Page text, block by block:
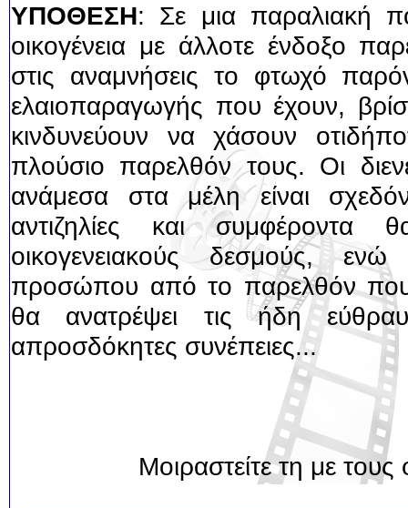
ΥΠΟΘΕΣΗ: Σε μια παραλιακή
οικογένεια με άλλοτε ένδοξο
στις αναμνήσεις το φτωχό
ελαιοπαραγωγής που έχουν,
κινδυνεύουν να χάσουν
πλούσιο παρελθόν τους. Οι
ανάμεσα στα μέλη είναι
αντιζηλίες και συμφέροντα
οικογενειακούς δεσμούς,
προσώπου από το παρελθόν
θα ανατρέψει τις ήδη
απροσδόκητες συνέπειες...
Μοιραστείτε τη με